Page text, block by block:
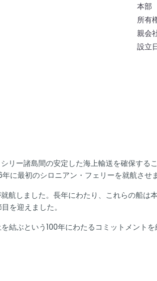
本部
所有
親会
設立
ー諸島間の安定した海上輸送を確保する
に最初のシロニアン・フェリーを就航させ
しました。長年にわたり、これらの船は
を迎えました。
ぶという100年にわたるコミットメントを